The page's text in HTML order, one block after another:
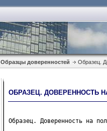
Образцы доверенностей Образец.
ОБРАЗЕЦ. ДОВЕРЕННОСТЬ
Образец. Доверенность на